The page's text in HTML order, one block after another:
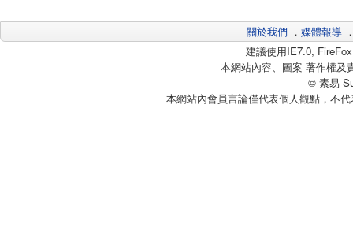
關於我們 ． 媒體報導
建議使用IE7.0,
本網站內容、圖案 著作權及
© 素易
本網站內會員言論僅代表個人觀點，不